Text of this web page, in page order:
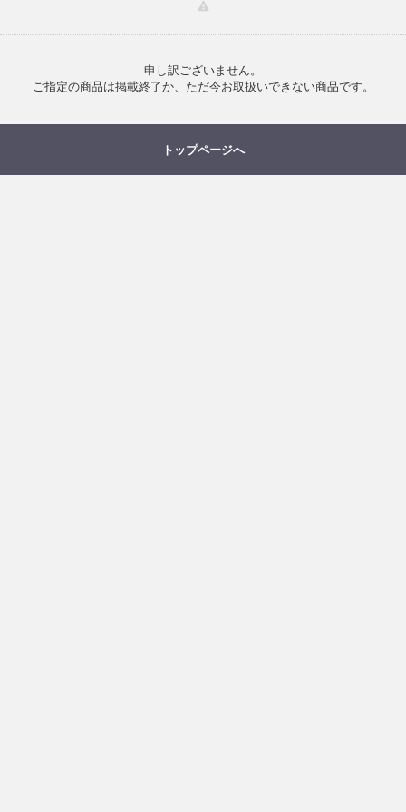
申し訳ございません。
ご指定の商品は掲載終了か、ただ今お取扱いできない商品です。
トップページへ